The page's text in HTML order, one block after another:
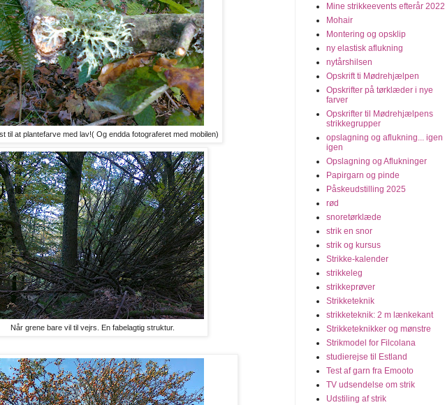
til at plantefarve med lav!( Og endda fotograferet med mobilen)
Når grene bare vil til vejrs. En fabelagtig struktur.
Mine strikkeevents efterår 2022
Mohair
Montering og opsklip
ny elastisk aflukning
nytårshilsen
Opskrift ti Mødrehjælpen
Opskrifter på tørklæder i nye
farver
Opskrifter til Mødrehjælpens
strikkegrupper
opslagning og aflukning... igen
igen
Opslagning og Aflukninger
Papirgarn og pinde
Påskeudstilling 2025
rød
snoretørklæde
strik en snor
strik og kursus
Strikke-kalender
strikkeleg
strikkeprøver
Strikketeknik
strikketeknik: 2 m lænkekant
Strikketeknikker og mønstre
Strikmodel for Filcolana
studierejse til Estland
Test af garn fra Emooto
TV udsendelse om strik
Udstiling af strik